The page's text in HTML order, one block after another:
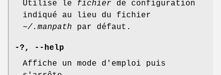
Utilise le fichier de configuration
indiqué au lieu du fichier
~/.manpath par défaut.
-?,
--help
Affiche un mode d'emploi puis